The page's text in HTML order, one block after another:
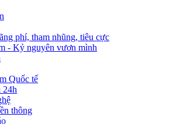
phí, tham nhũng, tiêu cực
- Kỷ nguyên vươn mình
Quốc tế
24h
thông